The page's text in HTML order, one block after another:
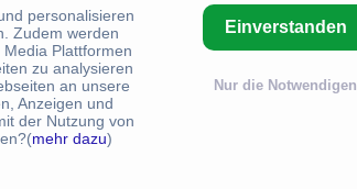
personalisieren
Zudem werden
Plattformen
zu analysieren
an unsere
Anzeigen und
der Nutzung von
mehr dazu)
Einverstanden
Nur die Notwendigen